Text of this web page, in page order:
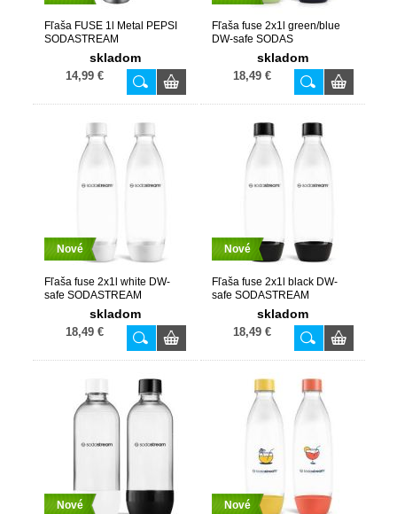
Fľaša FUSE 1l Metal PEPSI
SODASTREAM
skladom
14,99 €
Fľaša fuse 2x1l green/blue
DW-safe SODAS
skladom
18,49 €
Nové
Fľaša fuse 2x1l white DW-
safe SODASTREAM
skladom
18,49 €
Nové
Fľaša fuse 2x1l black DW-
safe SODASTREAM
skladom
18,49 €
Nové Nové